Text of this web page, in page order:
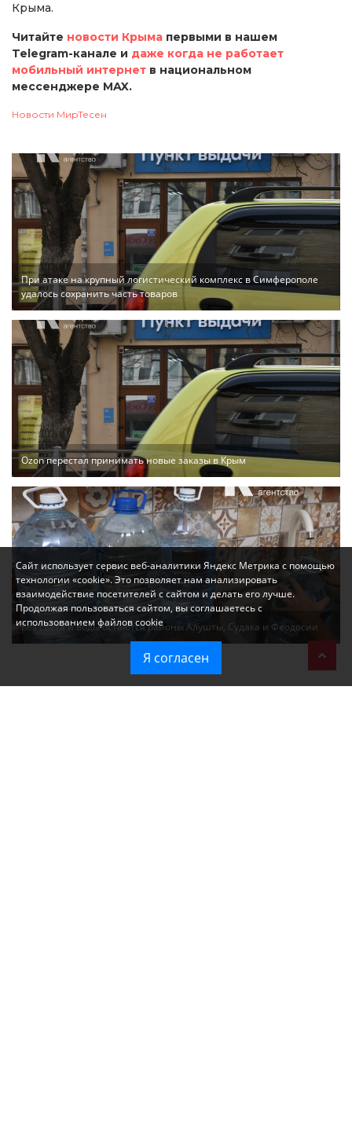
Крыма.
Читайте новости Крыма первыми в нашем
Telegram-канале и даже когда не работает
мобильный интернет в национальном
мессенджере MAX.
Новости МирТесен
При атаке на крупный логистический комплекс в Симферополе
удалось сохранить часть товаров
Ozon перестал принимать новые заказы в Крым
Без света и воды остаются районы Алушты, Судака и Феодосии
Сайт использует сервис веб-аналитики Яндекс Метрика с помощью
технологии «cookie». Это позволяет нам анализировать
взаимодействие посетителей с сайтом и делать его лучше.
Продолжая пользоваться сайтом, вы соглашаетесь с
использованием файлов cookie
Я согласен